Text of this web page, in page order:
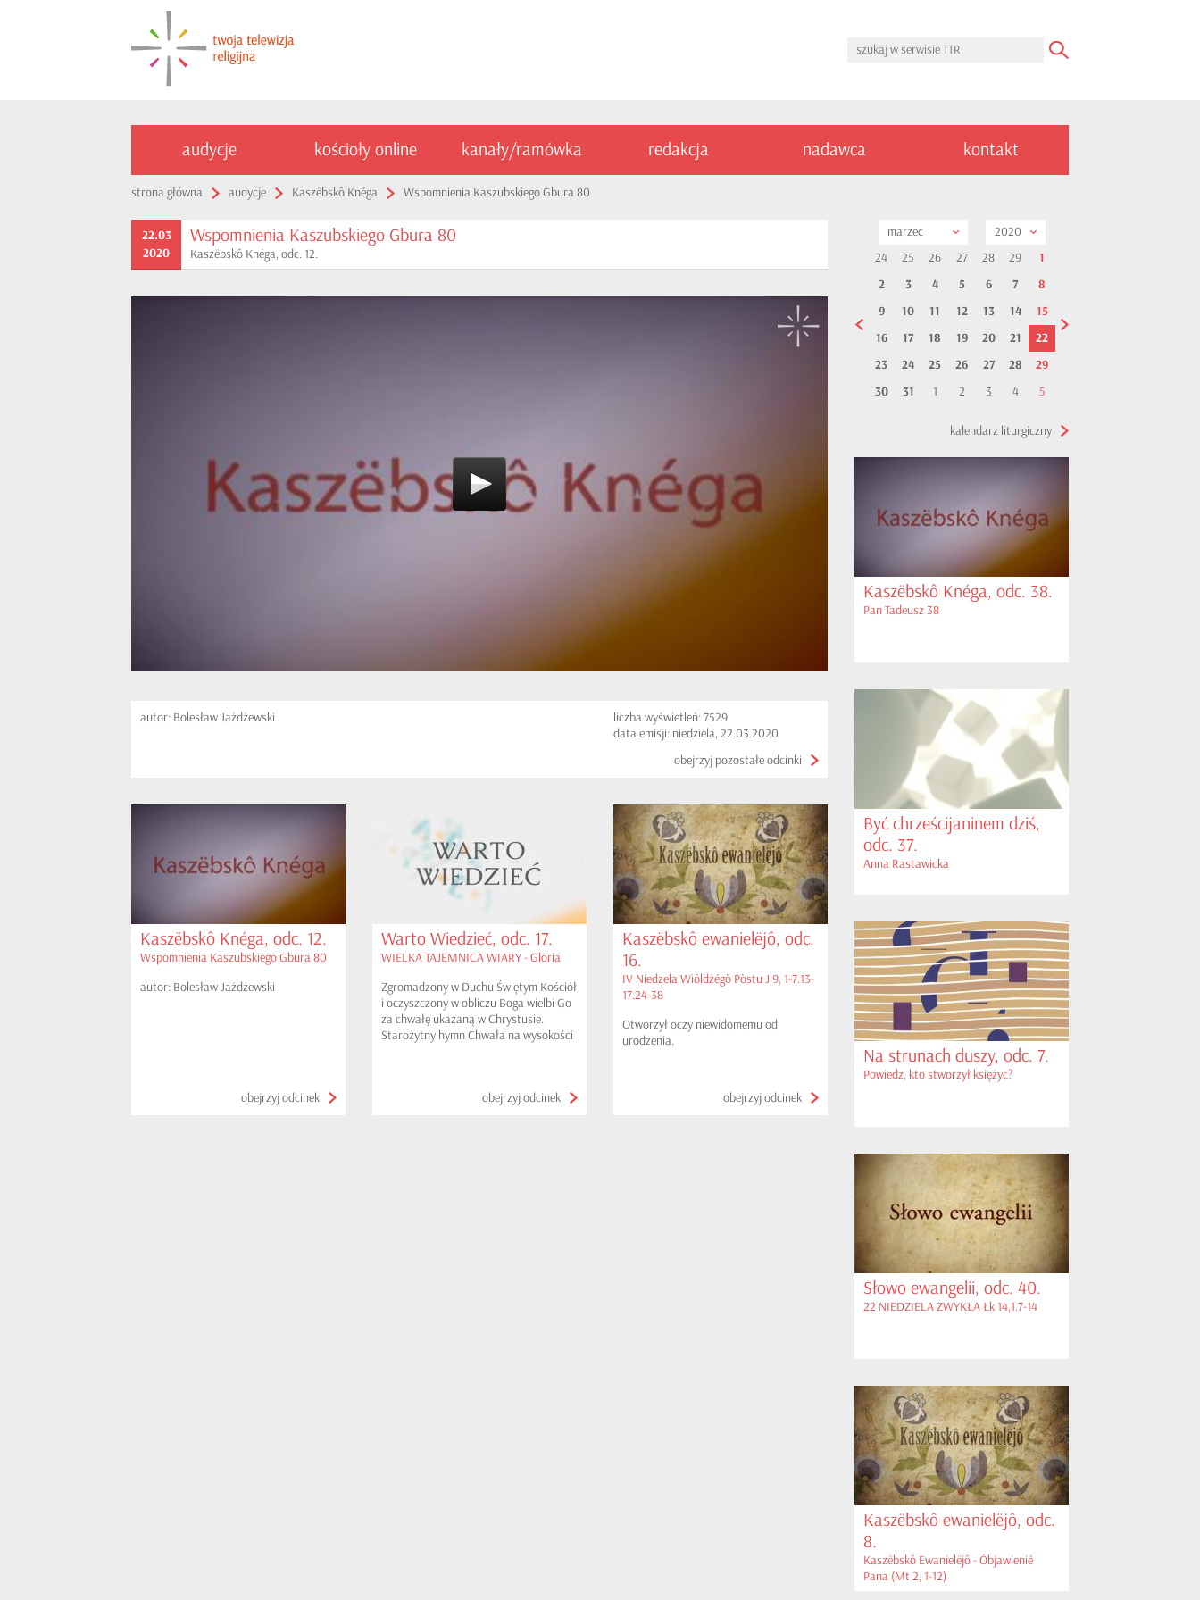
audycje kościoły online kanały/ramówka redakcja nadawca kontakt
strona główna audycje Kaszëbskô Knéga Wspomnienia Kaszubskiego Gbura 80
22.03
2020
Wspomnienia Kaszubskiego Gbura 80
Kaszëbskô Knéga, odc. 12.
autor: Bolesław Jażdżewski
liczba wyświetleń: 7529
data emisji: niedziela, 22.03.2020
obejrzyj pozostałe odcinki
Kaszëbskô Knéga, odc. 12.
Wspomnienia Kaszubskiego Gbura 80
autor: Bolesław Jażdżewski
obejrzyj odcinek
Warto Wiedzieć, odc. 17.
WIELKA TAJEMNICA WIARY - Gloria
Zgromadzony w Duchu Świętym Kościół
i oczyszczony w obliczu Boga wielbi Go
za chwałę ukazaną w Chrystusie.
Starożytny hymn Chwała na wysokości
obejrzyj odcinek
Kaszëbskô ewanielëjô, odc.
16.
IV Niedzela Wiôldżégò Pòstu J 9, 1-7.13-
17.24-38
Otworzył oczy niewidomemu od
urodzenia.
obejrzyj odcinek
marzec
2020
24
25 26 27 28 29
1
2
3 4 5 6 7
8
9
10 11 12 13 14
15
16
17 18 19 20 21
22
23
24 25 26 27 28
29
30
31 1 2 3 4 5
kalendarz liturgiczny
Kaszëbskô Knéga, odc. 38.
Pan Tadeusz 38
Być chrześcijaninem dziś,
odc. 37.
Anna Rastawicka
Na strunach duszy, odc. 7.
Powiedz, kto stworzył księżyc?
Słowo ewangelii, odc. 40.
22 NIEDZIELA ZWYKŁA Łk 14,1.7-14
Kaszëbskô ewanielëjô, odc.
8.
Kaszëbskô Ewanielëjô - Óbjawienié
Pana (Mt 2, 1-12)